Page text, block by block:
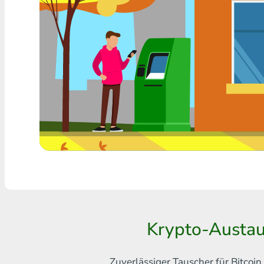
Jede Bank THB
Visa/MasterCard MDL
Visa/MasterCard AMD
Visa/MasterCard TRY
Bitcoin
Ethereum
Krypto-